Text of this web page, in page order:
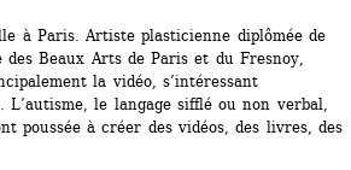
à Paris. Artiste plasticienne diplômée de
Beaux Arts de Paris et du Fresnoy,
la vidéo, s’intéressant
le langage sifflé ou non verbal,
poussée à créer des vidéos, des livres, des